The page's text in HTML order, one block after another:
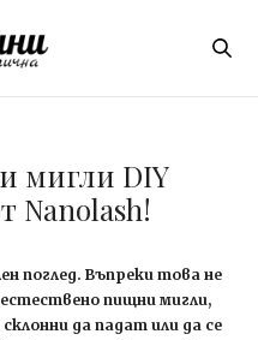
мигли DIY
Nanolash!
поглед. Въпреки това не
пищни мигли,
да падат или да се